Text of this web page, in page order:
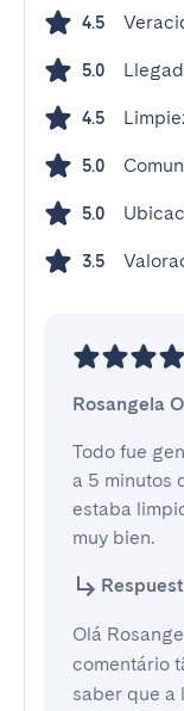
4.5
5.0
4.5
5.0
5.0
3.5
Rosangela
Todo fue
a 5 minutos
estaba
muy bien.
Olá
comentário
saber que a